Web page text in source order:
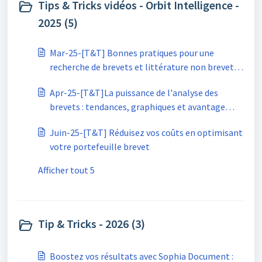
Tips & Tricks vidéos - Orbit Intelligence -
2025 (5)
Mar-25-[T&T] Bonnes pratiques pour une
recherche de brevets et littérature non brevet
Apr-25-[T&T]La puissance de l'analyse des
brevets : tendances, graphiques et avantage
Juin-25-[T&T] Réduisez vos coûts en optimisant
votre portefeuille brevet
Afficher tout 5
Tip & Tricks - 2026 (3)
Boostez vos résultats avec Sophia Document :